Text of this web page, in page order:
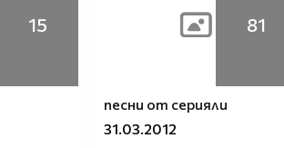
15 81
песни от серияли
31.03.2012